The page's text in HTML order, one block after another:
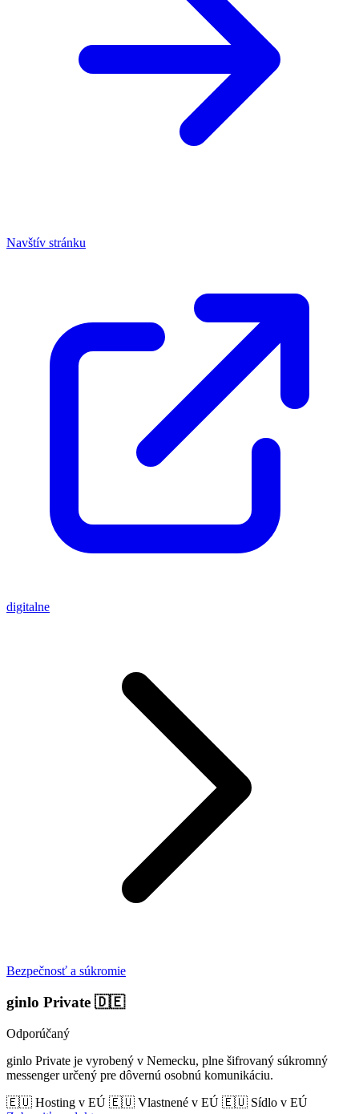
Navštív stránku
digitalne
Bezpečnosť a súkromie
ginlo Private 🇩🇪
Odporúčaný
ginlo Private je vyrobený v Nemecku, plne šifrovaný súkromný
messenger určený pre dôvernú osobnú komunikáciu.
🇪🇺 Hosting v EÚ 🇪🇺 Vlastnené v EÚ 🇪🇺 Sídlo v EÚ